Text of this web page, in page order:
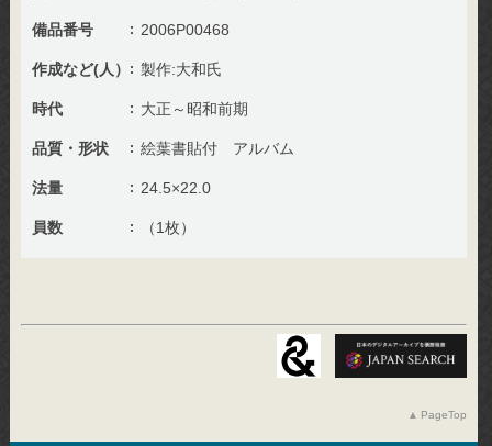
備品番号 2006P00468
作成など(人） 製作:大和氏
時代 大正～昭和前期
品質・形状 絵葉書貼付 アルバム
法量 24.5×22.0
員数 （1枚）
PageTop